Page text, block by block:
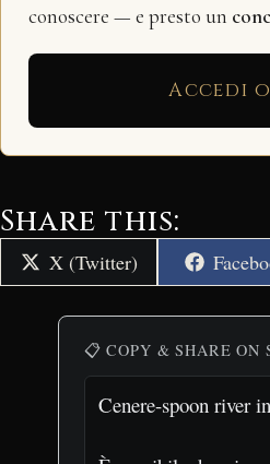
conoscere — e presto un
Accedi
Share this:
Share
on
X (Twitter) Share
on
📋 COPY & SHARE ON